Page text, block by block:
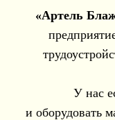
«Артель
У нас
и оборудовать